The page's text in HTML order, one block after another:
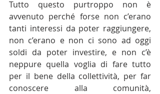
Tutto questo purtroppo non è
avvenuto perché forse non c’erano
tanti interessi da poter raggiungere,
non c’erano e non ci sono ad oggi
soldi da poter investire, e non c’è
neppure quella voglia di fare tutto
per il bene della collettività, per far
conoscere alla comunità,